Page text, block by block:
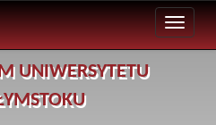
UNIWERSYTETU